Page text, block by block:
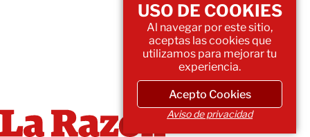
USO DE COOKIES
Al navegar por este sitio,
aceptas las cookies que
utilizamos para mejorar tu
experiencia.
Acepto Cookies
Aviso de privacidad